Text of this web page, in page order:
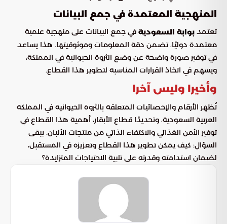
المنهجية المعتمدة في جمع البيانات
تعتمد بوابة السعودية في جمع البيانات على منهجية علمية
معتمدة دوليًا، تضمن دقة المعلومات وموثوقيتها. هذا يساعد
في توفير صورة واضحة عن وضع الثروة الحيوانية في المملكة،
ويسهم في اتخاذ القرارات المناسبة لتطوير هذا القطاع.
وأخيرا وليس آخرا
تُظهر الأرقام والإحصائيات المتعلقة بالثروة الحيوانية في المملكة
العربية السعودية، وتحديدًا قطاع الأبقار، أهمية هذا القطاع في
توفير الأمن الغذائي والاكتفاء الذاتي من منتجات الألبان. يبقى
السؤال: كيف يمكن تطوير هذا القطاع وتعزيزه في المستقبل،
لضمان استدامته وقدرته على تلبية الاحتياجات المتزايدة؟